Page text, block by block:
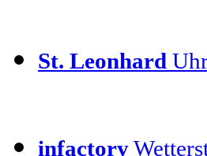
St. Leonhard
infactory